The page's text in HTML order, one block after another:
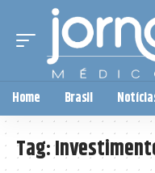
Home Brasil
Tag: